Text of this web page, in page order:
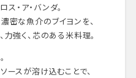
・ア・バンダ。
密な魚介のブイヨンを、
強く、芯のある米料理。
ースが溶け込むことで、